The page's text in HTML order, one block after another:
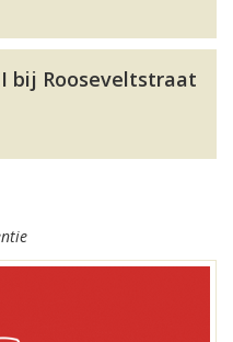
bij Rooseveltstraat